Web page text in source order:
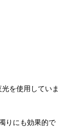
を使用していま
りにも効果的で